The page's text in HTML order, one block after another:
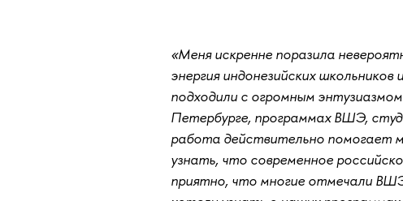
«Меня искренне поразила
энергия индонезийских
подходили с огромным
Петербурге, программах ВШЭ,
работа действительно помогает
узнать, что современное
приятно, что многие отмечали